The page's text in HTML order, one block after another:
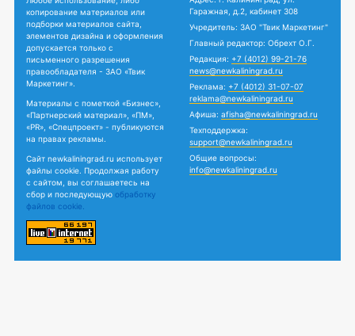
копирование материалов или
подборки материалов сайта,
элементов дизайна и оформления
допускается только с
письменного разрешения
правообладателя - ЗАО «Твик
Маркетинг».
Материалы с пометкой «Бизнес»,
«Партнерский материал», «ПМ»,
«PR», «Спецпроект» - публикуются
на правах рекламы.
Сайт newkaliningrad.ru использует
файлы cookie. Продолжая работу
с сайтом, вы соглашаетесь на
сбор и последующую обработку
файлов cookie.
Гаражная, д.2, кабинет 308
Учредитель: ЗАО "Твик Маркетинг"
Главный редактор: Обрехт О.Г.
Редакция: +7 (4012) 99-21-76
news@newkaliningrad.ru
Реклама: +7 (4012) 31-07-07
reklama@newkaliningrad.ru
Афиша: afisha@newkaliningrad.ru
Техподдержка:
support@newkaliningrad.ru
Общие вопросы:
info@newkaliningrad.ru